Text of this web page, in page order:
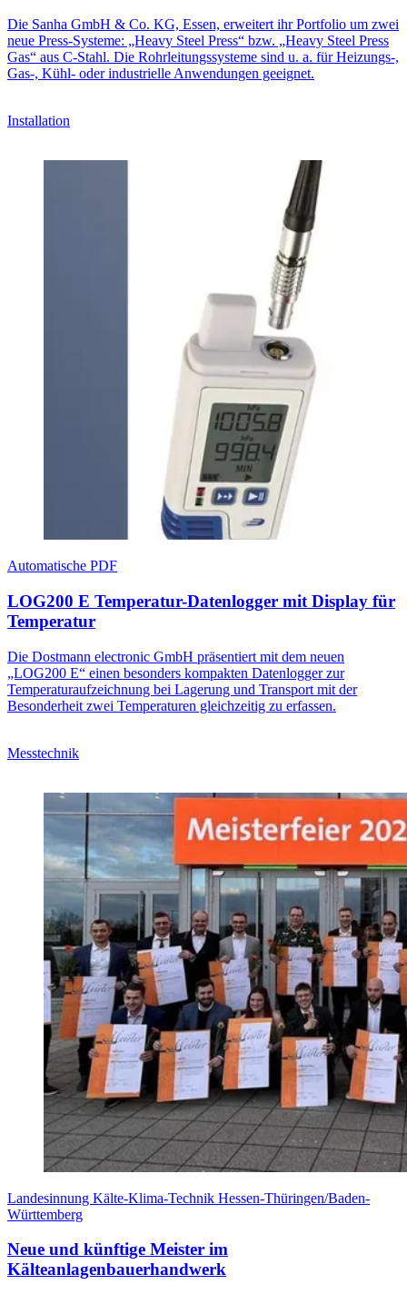
Die Sanha GmbH & Co. KG, Essen, erweitert ihr Portfolio um zwei
neue Press-Systeme: „Heavy Steel Press“ bzw. „Heavy Steel Press
Gas“ aus C-Stahl. Die Rohrleitungssysteme sind u. a. für Heizungs-,
Gas-, Kühl- oder industrielle Anwendungen geeignet.
Installation
Automatische PDF
LOG200 E Temperatur-Datenlogger mit Display für
Temperatur
Die Dostmann electronic GmbH präsentiert mit dem neuen
„LOG200 E“ einen besonders kompakten Datenlogger zur
Temperaturaufzeichnung bei Lagerung und Transport mit der
Besonderheit zwei Temperaturen gleichzeitig zu erfassen.
Messtechnik
Landesinnung Kälte-Klima-Technik Hessen-Thüringen/Baden-
Württemberg
Neue und künftige Meister im
Kälteanlagenbauerhandwerk